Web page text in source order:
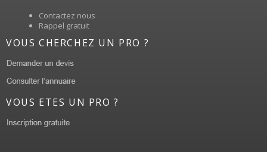
Contactez nous
Rappel gratuit
VOUS CHERCHEZ UN PRO ?
VOUS ETES UN PRO ?